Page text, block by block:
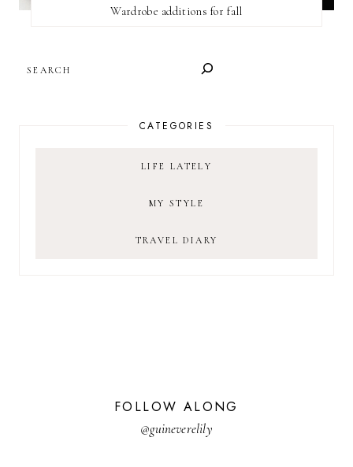
Wardrobe additions for fall
CATEGORIES
LIFE LATELY
MY STYLE
TRAVEL DIARY
FOLLOW ALONG
@guineverelily